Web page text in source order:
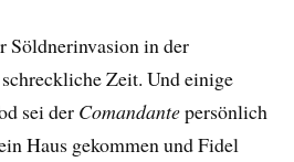
Söldnerinvasion in der
Zeit. Und einige
sei der Comandantepersönlich
Haus gekommen und Fidel